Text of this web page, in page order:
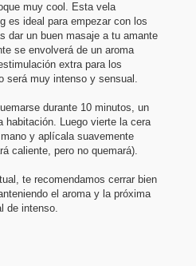
muy cool. Esta vela
es ideal para empezar con los
dar un buen masaje a tu amante
se envolverá de un aroma
extra para los
será muy intenso y sensual.
durante 10 minutos, un
habitación. Luego vierte la cera
y aplícala suavemente
caliente, pero no quemará).
te recomendamos cerrar bien
el aroma y la próxima
de intenso.